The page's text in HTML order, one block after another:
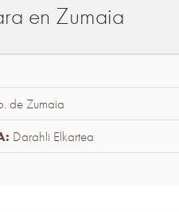
en Zumaia
de Zumaia
Darahli Elkartea